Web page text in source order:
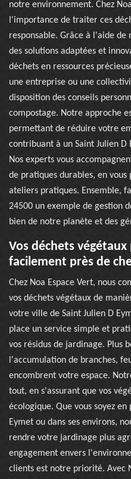
notre environnement. Chez
l'importance de traiter ces
responsable. Grâce à l'aide de
des solutions adaptées et
déchets en ressources
une entreprise ou une
disposition des conseils
compostage. Notre approche
permettant de réduire votre
contribuant à un Saint Julien D
Nos experts vous
de pratiques durables, en
ateliers pratiques. Ensemble,
24500 un exemple de gestion
bien de notre planète et des
Vos déchets végétaux
facilement près de
Chez Noa Espace Vert, nous
vos déchets végétaux de
votre ville de Saint Julien D
place un service simple et
vos résidus de jardinage. Plus
l'accumulation de branches,
encombrent votre espace.
tout, en s'assurant que vos
écologique. Que vous soyez
Eymet ou dans ses environs,
rendre votre jardinage plus
engagement envers
clients est notre priorité. Avec